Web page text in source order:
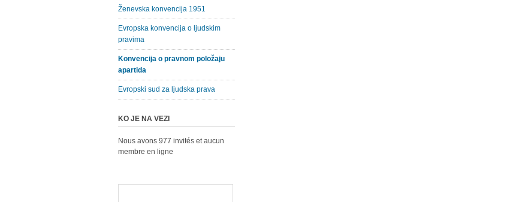
Ženevska konvencija 1951
Evropska konvencija o ljudskim
pravima
Konvencija o pravnom položaju
apartida
Evropski sud za ljudska prava
KO JE NA VEZI
Nous avons 977 invités et aucun
membre en ligne